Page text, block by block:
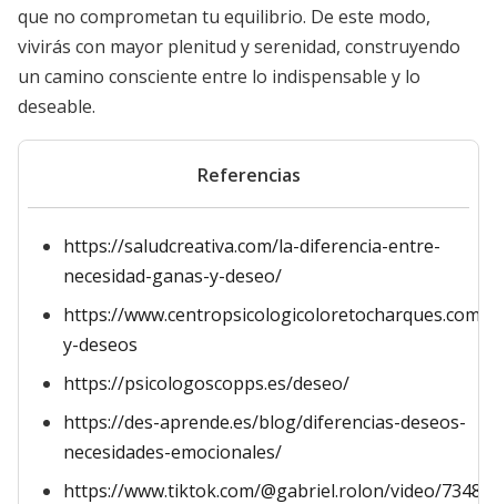
que no comprometan tu equilibrio. De este modo,
vivirás con mayor plenitud y serenidad, construyendo
un camino consciente entre lo indispensable y lo
deseable.
Referencias
https://saludcreativa.com/la-diferencia-entre-
necesidad-ganas-y-deseo/
https://www.centropsicologicoloretocharques.com/
y-deseos
https://psicologoscopps.es/deseo/
https://des-aprende.es/blog/diferencias-deseos-
necesidades-emocionales/
https://www.tiktok.com/@gabriel.rolon/video/